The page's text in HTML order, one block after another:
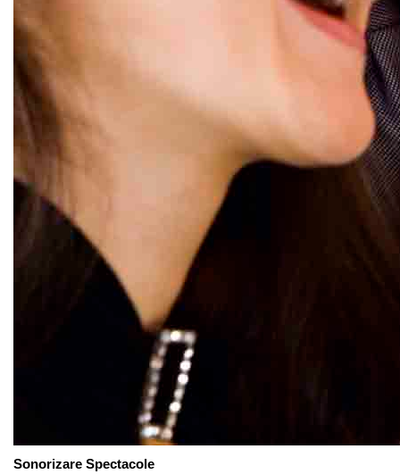
Sonorizare Spectacole